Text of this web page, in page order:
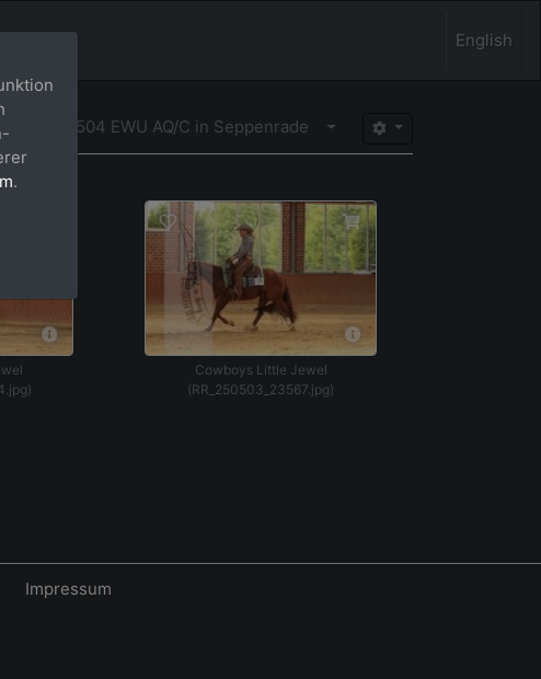
English
250504 EWU AQ/C in Seppenrade Menü aufklappen
Cowboys Little Jewel
(RR_250503_23567.jpg)
.
Impressum